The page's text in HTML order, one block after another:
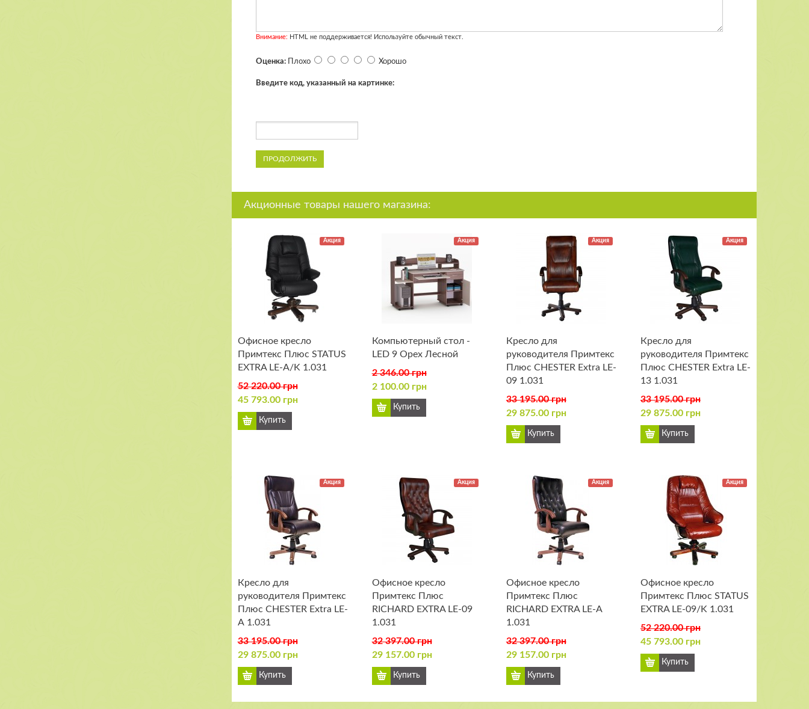
Внимание: HTML не поддерживается! Используйте обычный текст.
Оценка: Плохо Хорошо
Введите код, указанный на картинке:
ПРОДОЛЖИТЬ
Акционные товары нашего магазина:
Акция
Офисное кресло
Примтекс Плюс STATUS
EXTRA LE-A/K 1.031
52 220.00 грн
45 793.00 грн
Акция
Компьютерный стол -
LED 9 Орех Лесной
2 346.00 грн
2 100.00 грн
Акция
Кресло для
руководителя Примтекс
Плюс CHESTER Extra LE-
09 1.031
33 195.00 грн
29 875.00 грн
Акция
Кресло для
руководителя Примтекс
Плюс CHESTER Extra LE-
13 1.031
33 195.00 грн
29 875.00 грн
Акция
Кресло для
руководителя Примтекс
Плюс CHESTER Extra LE-
А 1.031
33 195.00 грн
29 875.00 грн
Акция
Офисное кресло
Примтекс Плюс
RICHARD EXTRA LE-09
1.031
32 397.00 грн
29 157.00 грн
Акция
Офисное кресло
Примтекс Плюс
RICHARD EXTRA LE-А
1.031
32 397.00 грн
29 157.00 грн
Акция
Офисное кресло
Примтекс Плюс STATUS
EXTRA LE-09/K 1.031
52 220.00 грн
45 793.00 грн